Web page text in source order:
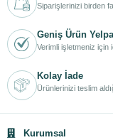
Siparişlerinizi birden
Geniş Ürün
Verimli işletmeniz için
Kolay İade
Ürünlerinizi teslim
Kurumsal